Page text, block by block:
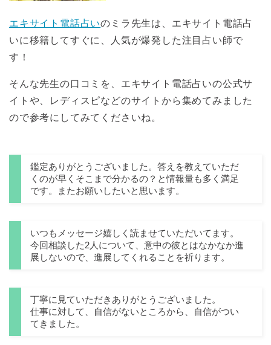
エキサイト電話占いのミラ先生は、エキサイト電話占
いに移籍してすぐに、人気が爆発した注目占い師で
す！
そんな先生の口コミを、エキサイト電話占いの公式サ
イトや、レディスピなどのサイトから集めてみました
ので参考にしてみてくださいね。
鑑定ありがとうございました。答えを教えていただ
くのが早くそこまで分かるの？と情報量も多く満足
です。またお願いしたいと思います。
いつもメッセージ嬉しく読ませていただいてます。
今回相談した2人について、意中の彼とはなかなか進
展しないので、進展してくれることを祈ります。
丁寧に見ていただきありがとうございました。
仕事に対して、自信がないところから、自信がつい
てきました。